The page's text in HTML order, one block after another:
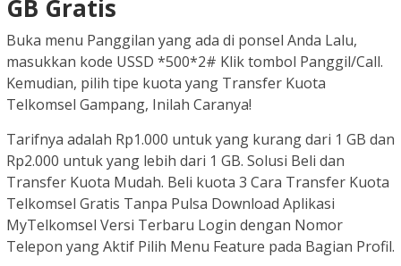
GB Gratis
Buka menu Panggilan yang ada di ponsel Anda Lalu,
masukkan kode USSD *500*2# Klik tombol Panggil/Call.
Kemudian, pilih tipe kuota yang Transfer Kuota
Telkomsel Gampang, Inilah Caranya!
Tarifnya adalah Rp1.000 untuk yang kurang dari 1 GB dan
Rp2.000 untuk yang lebih dari 1 GB. Solusi Beli dan
Transfer Kuota Mudah. Beli kuota 3 Cara Transfer Kuota
Telkomsel Gratis Tanpa Pulsa Download Aplikasi
MyTelkomsel Versi Terbaru Login dengan Nomor
Telepon yang Aktif Pilih Menu Feature pada Bagian Profil.